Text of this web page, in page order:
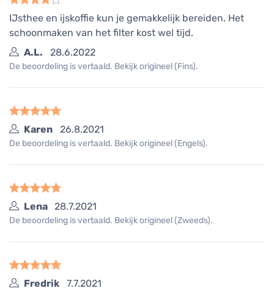
IJsthee en ijskoffie kun je gemakkelijk bereiden. Het
schoonmaken van het filter kost wel tijd.
A.L.
28.6.2022
De beoordeling is vertaald. Bekijk origineel (Fins).
Karen 26.8.2021
De beoordeling is vertaald. Bekijk origineel (Engels).
Lena 28.7.2021
De beoordeling is vertaald. Bekijk origineel (Zweeds).
Fredrik 7.7.2021